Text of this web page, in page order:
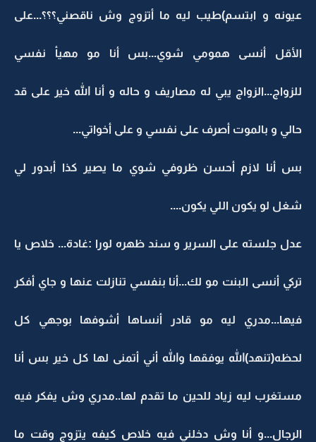
عيونه و ابتسم)طيب ليه ما أتزوج وش ناقصني؟؟؟...على
الأقل أنسى همومي شوي...بس أنا مو مهيأ نفسي
للزواج...الزواج يبي له مصاريف و حاله و أنا الله خير على قد
حالي و بالموت أصرف على نفسي و على أخواتي...
بس أنا لازم أحسن ظروفي شوي ما يصير كذا أبدور لي
شغل لو يكون اللي يكون....
عدل جلسته على السرير و سند ظهره لورا :غادة... خلاص يا
تركي أنسى البنت مو لك...أنا بنفسي تنازلت عنها و جاي أفكر
فيها...مدري ليه مو قادر أنساها أشوفها بوجهي كل
لحظه(تنهد)الله يوفقها والله أني أتمنى لها كل خير بس أنا
مستغرب ليه زياد للحين ما تقدم لها..مدري وش يفكر فيه
الرجال...و أنا وش دخلني فيه خلاص كيفه يتزوج وقت ما